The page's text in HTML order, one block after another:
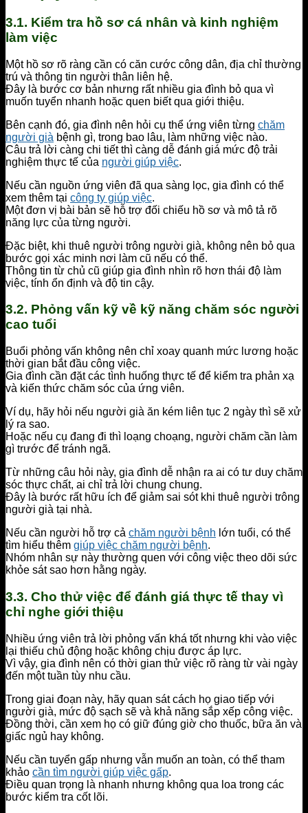
3.1. Kiểm tra hồ sơ cá nhân và kinh nghiệm
làm việc
Một hồ sơ rõ ràng cần có căn cước công dân, địa chỉ thường
trú và thông tin người thân liên hệ.
Đây là bước cơ bản nhưng rất nhiều gia đình bỏ qua vì
muốn tuyển nhanh hoặc quen biết qua giới thiệu.
Bên cạnh đó, gia đình nên hỏi cụ thể ứng viên từng chăm
người già bệnh gì, trong bao lâu, làm những việc nào.
Câu trả lời càng chi tiết thì càng dễ đánh giá mức độ trải
nghiệm thực tế của người giúp việc.
Nếu cần nguồn ứng viên đã qua sàng lọc, gia đình có thể
xem thêm tại công ty giúp việc.
Một đơn vị bài bản sẽ hỗ trợ đối chiếu hồ sơ và mô tả rõ
năng lực của từng người.
Đặc biệt, khi thuê người trông người già, không nên bỏ qua
bước gọi xác minh nơi làm cũ nếu có thể.
Thông tin từ chủ cũ giúp gia đình nhìn rõ hơn thái độ làm
việc, tính ổn định và độ tin cậy.
3.2. Phỏng vấn kỹ về kỹ năng chăm sóc người
cao tuổi
Buổi phỏng vấn không nên chỉ xoay quanh mức lương hoặc
thời gian bắt đầu công việc.
Gia đình cần đặt các tình huống thực tế để kiểm tra phản xạ
và kiến thức chăm sóc của ứng viên.
Ví dụ, hãy hỏi nếu người già ăn kém liên tục 2 ngày thì sẽ xử
lý ra sao.
Hoặc nếu cụ đang đi thì loạng choạng, người chăm cần làm
gì trước để tránh ngã.
Từ những câu hỏi này, gia đình dễ nhận ra ai có tư duy chăm
sóc thực chất, ai chỉ trả lời chung chung.
Đây là bước rất hữu ích để giảm sai sót khi thuê người trông
người già tại nhà.
Nếu cần người hỗ trợ cả chăm người bệnh lớn tuổi, có thể
tìm hiểu thêm giúp việc chăm người bệnh.
Nhóm nhân sự này thường quen với công việc theo dõi sức
khỏe sát sao hơn hằng ngày.
3.3. Cho thử việc để đánh giá thực tế thay vì
chỉ nghe giới thiệu
Nhiều ứng viên trả lời phỏng vấn khá tốt nhưng khi vào việc
lại thiếu chủ động hoặc không chịu được áp lực.
Vì vậy, gia đình nên có thời gian thử việc rõ ràng từ vài ngày
đến một tuần tùy nhu cầu.
Trong giai đoạn này, hãy quan sát cách họ giao tiếp với
người già, mức độ sạch sẽ và khả năng sắp xếp công việc.
Đồng thời, cần xem họ có giữ đúng giờ cho thuốc, bữa ăn và
giấc ngủ hay không.
Nếu cần tuyển gấp nhưng vẫn muốn an toàn, có thể tham
khảo cần tìm người giúp việc gấp.
Điều quan trọng là nhanh nhưng không qua loa trong các
bước kiểm tra cốt lõi.